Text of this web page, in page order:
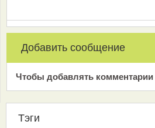
Добавить сообщение
Чтобы добавлять комментарии
Тэги